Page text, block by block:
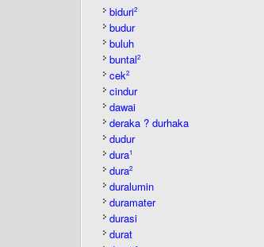
biduri2
budur
buluh
buntal2
cek2
cindur
dawai
deraka ? durhaka
dudur
dura1
dura2
duralumin
duramater
durasi
durat